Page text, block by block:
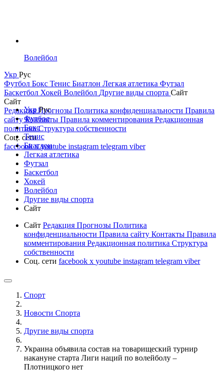
Волейбол
Укр Рус
Футбол Бокс Тенис Биатлон Легкая атлетика Футзал
Баскетбол Хокей Волейбол Другие виды спорта Сайт
Сайт
РедакцияПрогнозы Политика конфиденциальности Правила
сайтуКонтакты Правила комментирования Редакционная
политикаСтруктура собственности
Соц. сети
facebookxyoutube instagram telegram viber
УкрРус
Футбол
Бокс
Тенис
Биатлон
Легкая атлетика
Футзал
Баскетбол
Хокей
Волейбол
Другие виды спорта
Сайт
Сайт Редакция Прогнозы Политика
конфиденциальности Правила сайту Контакты Правила
комментирования Редакционная политика Структура
собственности
Соц. сети facebook x youtube instagram telegram viber
Спорт
Новости Cпорта
Другие виды спорта
Украина объявила состав на товарищеский турнир
накануне старта Лиги наций по волейболу –
Плотницкого нет